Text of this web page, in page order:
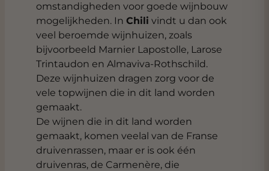
omstandigheden voor goede wijnbouw
mogelijkheden. In Chili vindt u dan ook
veel beroemde wijnhuizen, zoals
bijvoorbeeld Marnier Lapostolle, Larose
Trintaudon en Almaviva-Rothschild.
Deze wijnhuizen dragen zorg voor de
vele topwijnen die in dit land worden
gemaakt.
De wijnen die in dit land worden
gemaakt, komen veelal van de Franse
druivenrassen, maar er is ook één
druivenras, de Carmenère, die